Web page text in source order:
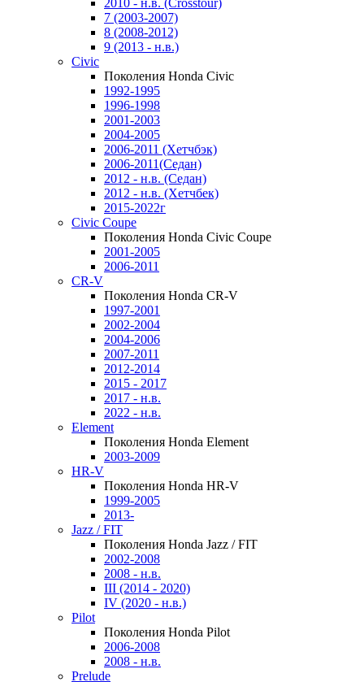
2010 - н.в. (Crosstour)
7 (2003-2007)
8 (2008-2012)
9 (2013 - н.в.)
Civic
Поколения Honda Civic
1992-1995
1996-1998
2001-2003
2004-2005
2006-2011 (Хетчбэк)
2006-2011(Седан)
2012 - н.в. (Седан)
2012 - н.в. (Хетчбек)
2015-2022г
Civic Coupe
Поколения Honda Civic Coupe
2001-2005
2006-2011
CR-V
Поколения Honda CR-V
1997-2001
2002-2004
2004-2006
2007-2011
2012-2014
2015 - 2017
2017 - н.в.
2022 - н.в.
Element
Поколения Honda Element
2003-2009
HR-V
Поколения Honda HR-V
1999-2005
2013-
Jazz / FIT
Поколения Honda Jazz / FIT
2002-2008
2008 - н.в.
III (2014 - 2020)
IV (2020 - н.в.)
Pilot
Поколения Honda Pilot
2006-2008
2008 - н.в.
Prelude